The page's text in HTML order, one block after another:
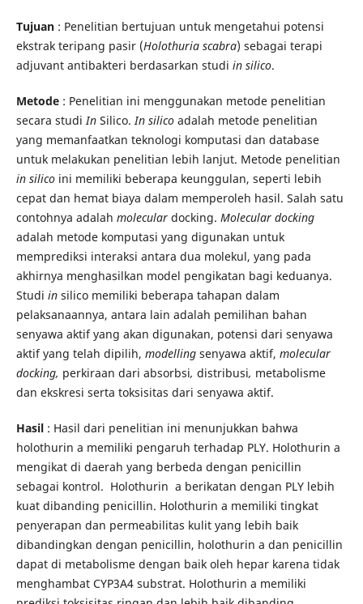
Tujuan: Penelitian bertujuan untuk mengetahui potensi
ekstrak teripang pasir (Holothuria scabra) sebagai terapi
adjuvant antibakteri berdasarkan studi in silico.
Metode: Penelitian ini menggunakan metode penelitian
secara studiIn Silico.In silicoadalah metode penelitian
yang memanfaatkan teknologi komputasi dan database
untuk melakukan penelitian lebih lanjut. Metode penelitian
in silicoini memiliki beberapa keunggulan, seperti lebih
cepat dan hemat biaya dalam memperoleh hasil. Salah satu
contohnya adalah molecular docking. Molecular docking
adalah metode komputasi yang digunakan untuk
memprediksi interaksi antara dua molekul, yang pada
akhirnya menghasilkan model pengikatan bagi keduanya.
Studi in silico memiliki beberapa tahapan dalam
pelaksanaannya, antara lain adalah pemilihan bahan
senyawa aktif yang akan digunakan, potensi dari senyawa
aktif yang telah dipilih, modellingsenyawa aktif, molecular
docking, perkiraan dari absorbsi, distribusi, metabolisme
dan ekskresi serta toksisitas dari senyawa aktif.
Hasil : Hasil dari penelitian ini menunjukkan bahwa
holothurin a memiliki pengaruh terhadap PLY. Holothurin a
mengikat di daerah yang berbeda dengan penicillin
sebagai kontrol. Holothurin a berikatan dengan PLY lebih
kuat dibanding penicillin. Holothurin a memiliki tingkat
penyerapan dan permeabilitas kulit yang lebih baik
dibandingkan dengan penicillin, holothurin a dan penicillin
dapat di metabolisme dengan baik oleh hepar karena tidak
menghambat CYP3A4 substrat. Holothurin a memiliki